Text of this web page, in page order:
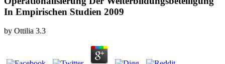
In Empirischen Studien 2009
by Ottilia 3.3